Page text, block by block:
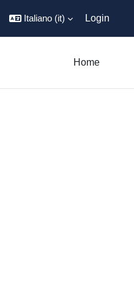
Italiano ‎(it)‎ Login
Home